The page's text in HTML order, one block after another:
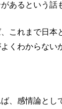
あるという話
これまで日本
くわからない
、感情論とし